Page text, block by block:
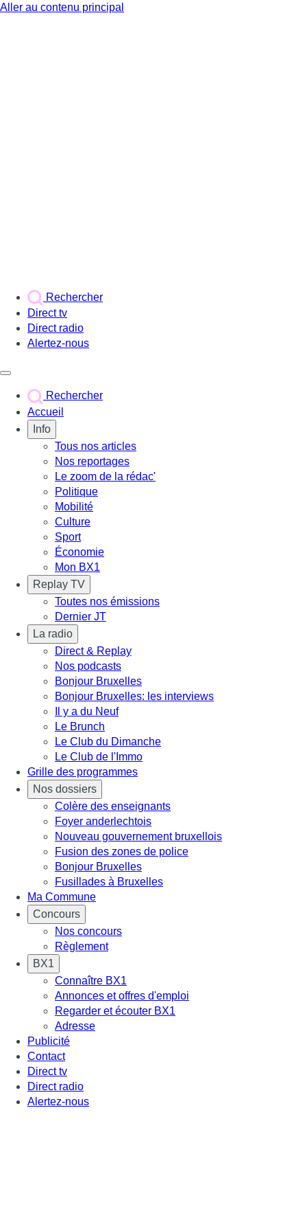
Aller au contenu principal
Rechercher
Direct tv
Direct radio
Alertez-nous
Rechercher
Accueil
Info
Tous nos articles
Nos reportages
Le zoom de la rédac'
Politique
Mobilité
Culture
Sport
Économie
Mon BX1
Replay TV
Toutes nos émissions
Dernier JT
La radio
Direct & Replay
Nos podcasts
Bonjour Bruxelles
Bonjour Bruxelles: les interviews
Il y a du Neuf
Le Brunch
Le Club du Dimanche
Le Club de l'Immo
Grille des programmes
Nos dossiers
Colère des enseignants
Foyer anderlechtois
Nouveau gouvernement bruxellois
Fusion des zones de police
Bonjour Bruxelles
Fusillades à Bruxelles
Ma Commune
Concours
Nos concours
Règlement
BX1
Connaître BX1
Annonces et offres d'emploi
Regarder et écouter BX1
Adresse
Publicité
Contact
Direct tv
Direct radio
Alertez-nous